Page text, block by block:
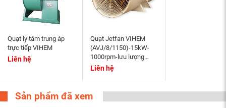
Quạt ly tâm trung áp
trực tiếp VIHEM
Liên hệ
Quạt Jetfan VIHEM
(AVJ/8/1150)-15kW-
1000rpm-lưu lượng
(35.200-51.700)m3/h-
Liên hệ
Sản phẩm đã xem